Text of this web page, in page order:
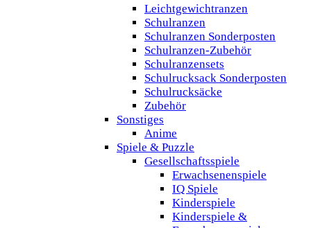
Leichtgewichtranzen
Schulranzen
Schulranzen Sonderposten
Schulranzen-Zubehör
Schulranzensets
Schulrucksack Sonderposten
Schulrucksäcke
Zubehör
Sonstiges
Anime
Spiele & Puzzle
Gesellschaftsspiele
Erwachsenenspiele
IQ Spiele
Kinderspiele
Kinderspiele &